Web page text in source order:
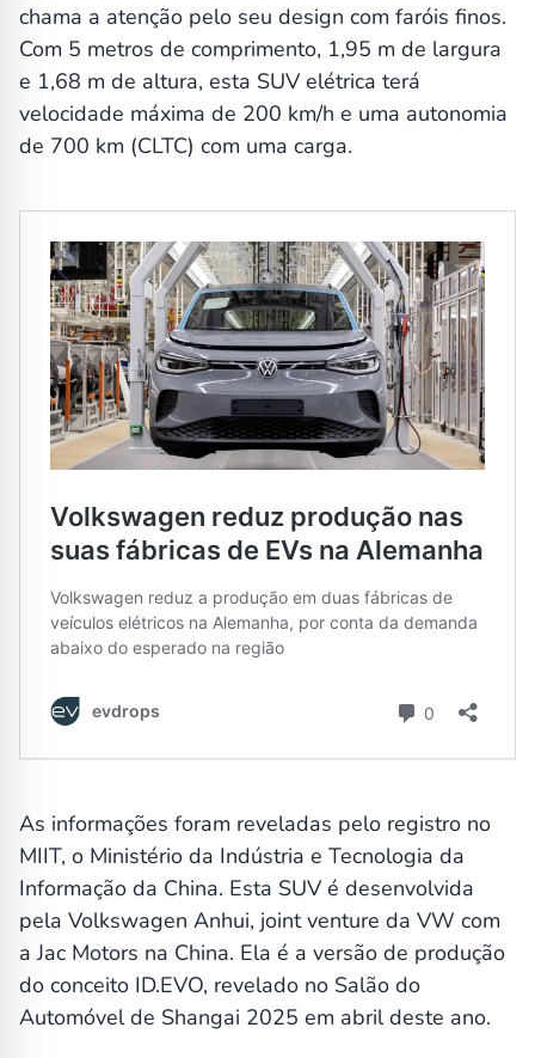
chama a atenção pelo seu design com faróis finos.
Com 5 metros de comprimento, 1,95 m de largura
e 1,68 m de altura, esta SUV elétrica terá
velocidade máxima de 200 km/h e uma autonomia
de 700 km (CLTC) com uma carga.
As informações foram reveladas pelo registro no
MIIT, o Ministério da Indústria e Tecnologia da
Informação da China. Esta SUV é desenvolvida
pela Volkswagen Anhui, joint venture da VW com
a Jac Motors na China. Ela é a versão de produção
do conceito ID.EVO, revelado no Salão do
Automóvel de Shangai 2025 em abril deste ano.